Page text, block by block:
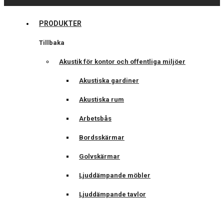
PRODUKTER
Tillbaka
Akustik för kontor och offentliga miljöer
Akustiska gardiner
Akustiska rum
Arbetsbås
Bordsskärmar
Golvskärmar
Ljuddämpande möbler
Ljuddämpande tavlor